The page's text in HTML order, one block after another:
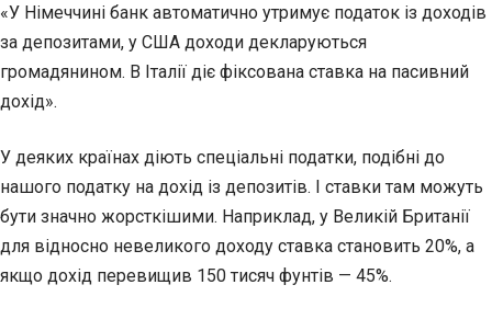
«У Німеччині банк автоматично утримує податок із доходів
за депозитами, у США доходи декларуються
громадянином. В Італії діє фіксована ставка на пасивний
дохід».
У деяких країнах діють спеціальні податки, подібні до
нашого податку на дохід із депозитів. І ставки там можуть
бути значно жорсткішими. Наприклад, у Великій Британії
для відносно невеликого доходу ставка становить 20%, а
якщо дохід перевищив 150 тисяч фунтів — 45%.